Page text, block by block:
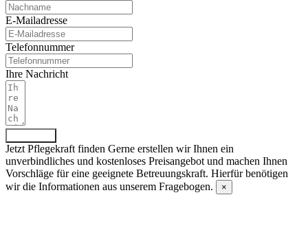
E-Mailadresse
Telefonnummer
Ihre Nachricht
Jetzt Pflegekraft finden Gerne erstellen wir Ihnen ein
unverbindliches und kostenloses Preisangebot und machen Ihnen
Vorschläge für eine geeignete Betreuungskraft. Hierfür benötigen
wir die Informationen aus unserem Fragebogen.
×